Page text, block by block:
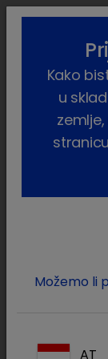
Nutritivni
lock
Kako
u
Možemo li
AT